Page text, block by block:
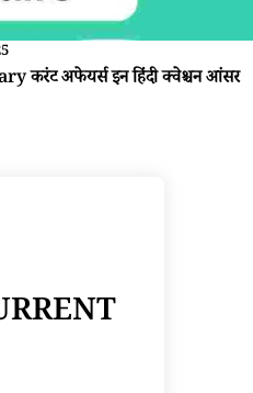
अफेयर्स इन हिंदी क्वेश्चन आंसर